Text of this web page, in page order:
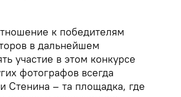
к победителям
в дальнейшем
участие в этом конкурсе
фотографов всегда
Стенина – та площадка, где